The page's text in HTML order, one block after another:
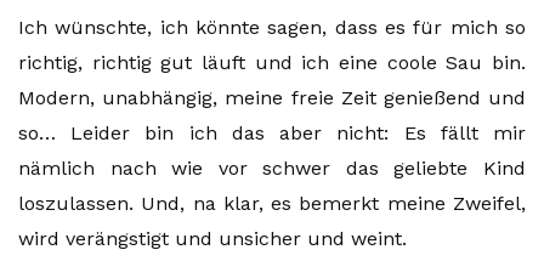
Ich wünschte, ich könnte sagen, dass es für mich so
richtig, richtig gut läuft und ich eine coole Sau bin.
Modern, unabhängig, meine freie Zeit genießend und
so… Leider bin ich das aber nicht: Es fällt mir
nämlich nach wie vor schwer das geliebte Kind
loszulassen. Und, na klar, es bemerkt meine Zweifel,
wird verängstigt und unsicher und weint.